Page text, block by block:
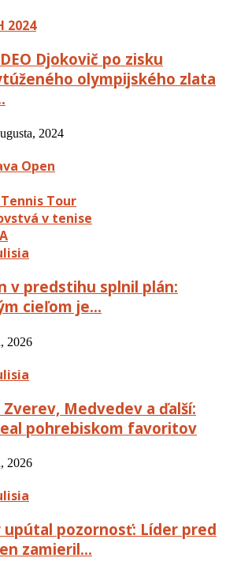
2024
Djokovič po zisku
olympijského zlata
2024
Open
Tennis Tour
v tenise
v predstihu splnil plán:
cieľom je…
2026
Zverev, Medvedev a ďalší:
pohrebiskom favoritov
2026
upútal pozornosť: Líder pred
zamieril…